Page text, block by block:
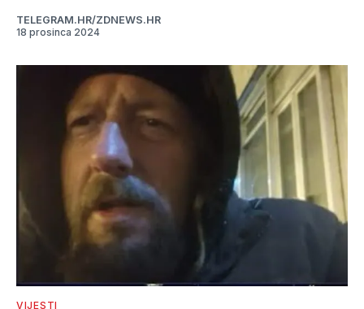
TELEGRAM.HR/ZDNEWS.HR
18 prosinca 2024
VIJESTI